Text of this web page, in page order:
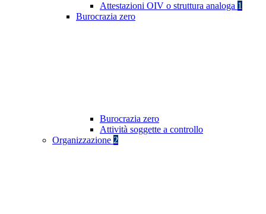
Attestazioni OIV o struttura analoga 1
Burocrazia zero
Burocrazia zero
Attività soggette a controllo
Organizzazione 2